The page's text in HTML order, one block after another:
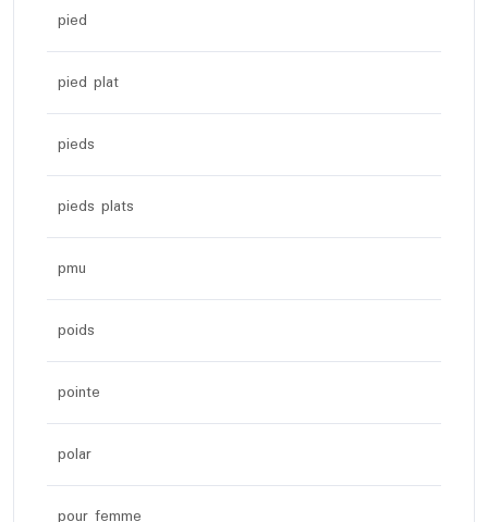
pied
pied plat
pieds
pieds plats
pmu
poids
pointe
polar
pour femme